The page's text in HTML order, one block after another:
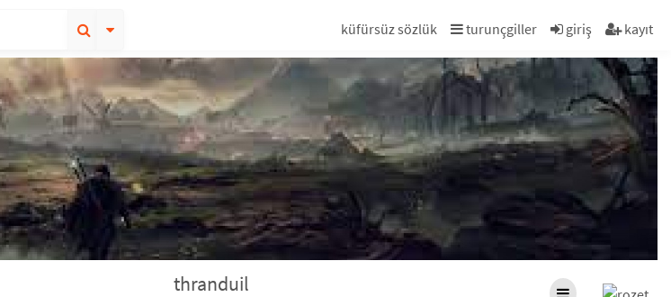
küfürsüz sözlük turunçgiller giriş kayıt
thranduil